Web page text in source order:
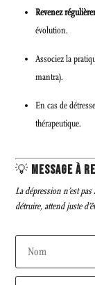
Revenez
évolution.
Associez la
mantra).
En cas de
thérapeutique.
💡 MESSAGE À
La dépression n’est
détruire, attend juste